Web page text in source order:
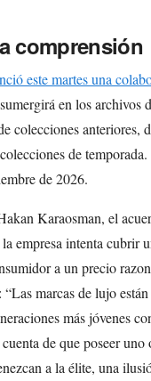
comprensión
este martes una
en los archivos
colecciones anteriores,
de
de 2026.
Karaosman, el
empresa intenta cubrir
a un precio
marcas de lujo
más jóvenes
de que poseer
a la élite, una